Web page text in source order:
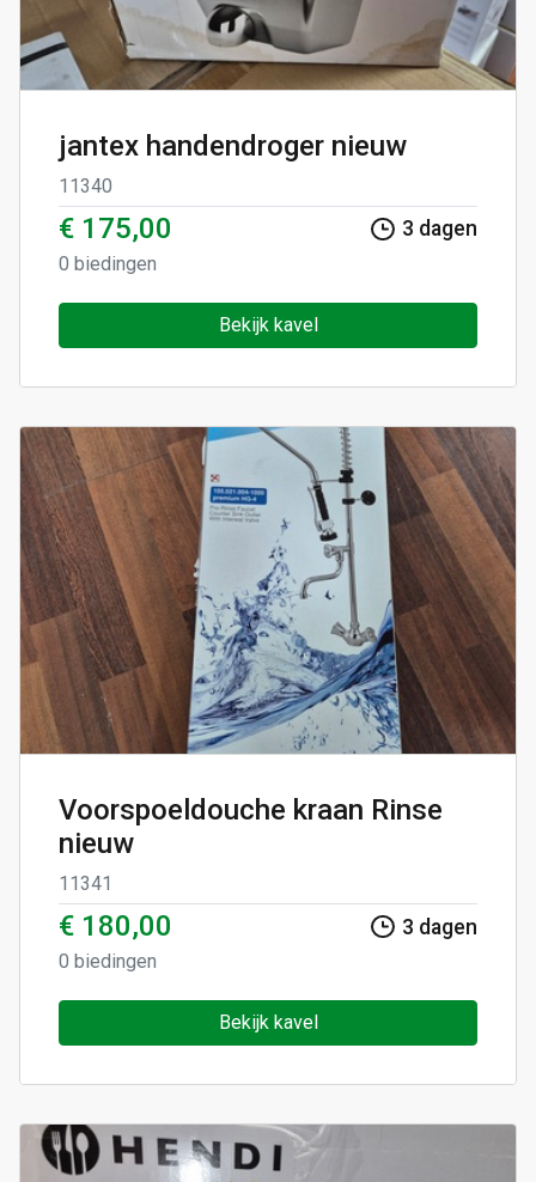
jantex handendroger nieuw
11340
€ 175,00
0 biedingen
3 dagen
Bekijk kavel
Voorspoeldouche kraan Rinse
nieuw
11341
€ 180,00
0 biedingen
3 dagen
Bekijk kavel